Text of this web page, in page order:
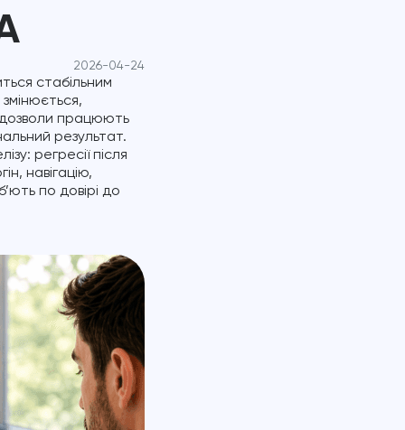
2026-04-24
стабільним
працюють
результат.
регресії після
навігацію,
по довірі до